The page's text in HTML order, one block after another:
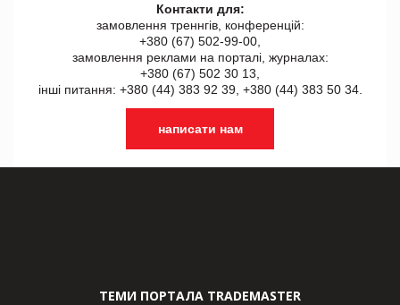
Контакти для:
замовлення треннгів, конференцій:
+380 (67) 502-99-00,
замовлення реклами на порталі, журналах:
+380 (67) 502 30 13,
інші питання: +380 (44) 383 92 39, +380 (44) 383 50 34.
написати нам
ТЕМИ ПОРТАЛА TRADEMASTER